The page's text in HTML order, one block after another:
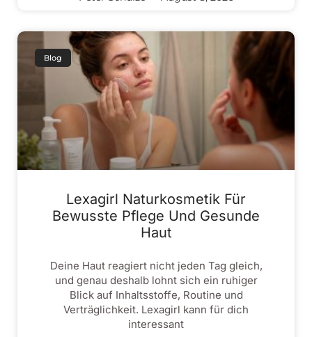
Blog
Lexagirl Naturkosmetik Für
Bewusste Pflege Und Gesunde
Haut
Deine Haut reagiert nicht jeden Tag gleich,
und genau deshalb lohnt sich ein ruhiger
Blick auf Inhaltsstoffe, Routine und
Verträglichkeit. Lexagirl kann für dich
interessant